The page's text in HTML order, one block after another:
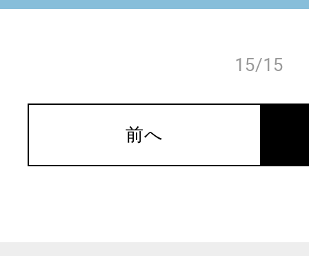
15/15
前へ